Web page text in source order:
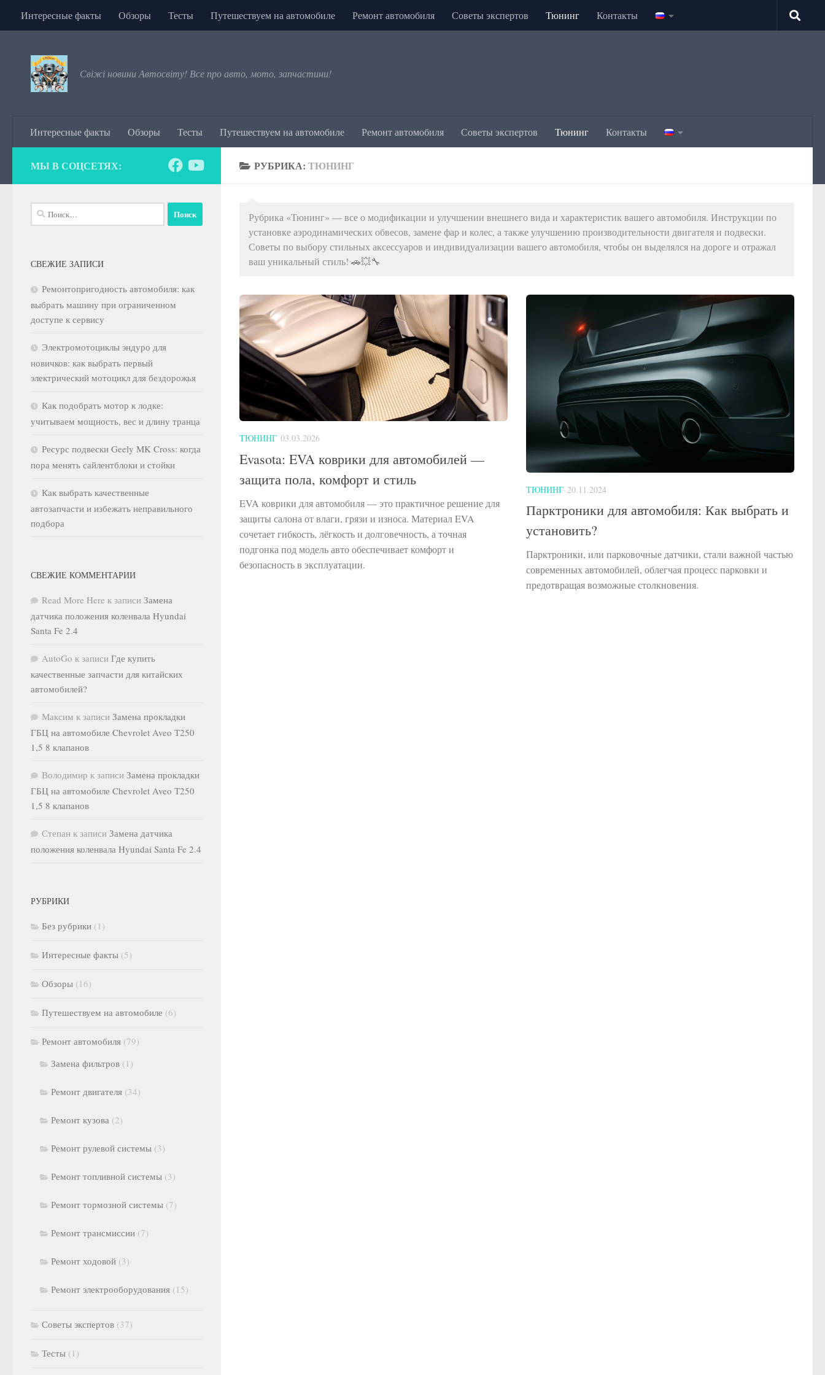
Перейти к содержимому
Интересные факты Обзоры Тесты Путешествуем на автомобиле Ремонт автомобиля Советы экспертов Тюнинг Контакты
Свіжі новини Автосвіту! Все про авто, мото, запчастини!
Интересные факты Обзоры Тесты Путешествуем на автомобиле Ремонт автомобиля Советы экспертов Тюнинг Контакты
РУБРИКА: ТЮНИНГ
Рубрика «Тюнинг» — все о модификации и улучшении внешнего вида и характеристик вашего автомобиля. Инструкции по
установке аэродинамических обвесов, замене фар и колес, а также улучшению производительности двигателя и подвески.
Советы по выбору стильных аксессуаров и индивидуализации вашего автомобиля, чтобы он выделялся на дороге и отражал
ваш уникальный стиль! 🚗💥🔧
ТЮНИНГ 03.03.2026
Evasota: EVA коврики для автомобилей —
защита пола, комфорт и стиль
EVA коврики для автомобиля — это практичное решение для
защиты салона от влаги, грязи и износа. Материал EVA
сочетает гибкость, лёгкость и долговечность, а точная
подгонка под модель авто обеспечивает комфорт и
безопасность в эксплуатации.
ТЮНИНГ 20.11.2024
Парктроники для автомобиля: Как выбрать и
установить?
Парктроники, или парковочные датчики, стали важной частью
современных автомобилей, облегчая процесс парковки и
предотвращая возможные столкновения.
МЫ В СОЦСЕТЯХ:
Найти:
СВЕЖИЕ ЗАПИСИ
Ремонтопригодность автомобиля: как
выбрать машину при ограниченном
доступе к сервису
Электромотоциклы эндуро для
новичков: как выбрать первый
электрический мотоцикл для бездорожья
Как подобрать мотор к лодке:
учитываем мощность, вес и длину транца
Ресурс подвески Geely MK Cross: когда
пора менять сайлентблоки и стойки
Как выбрать качественные
автозапчасти и избежать неправильного
подбора
СВЕЖИЕ КОММЕНТАРИИ
Read More Here к записи Замена
датчика положения коленвала Hyundai
Santa Fe 2.4
AutoGo к записи Где купить
качественные запчасти для китайских
автомобилей?
Максим к записи Замена прокладки
ГБЦ на автомобиле Chevrolet Aveo Т250
1,5 8 клапанов
Володимир к записи Замена прокладки
ГБЦ на автомобиле Chevrolet Aveo Т250
1,5 8 клапанов
Степан к записи Замена датчика
положения коленвала Hyundai Santa Fe 2.4
РУБРИКИ
Без рубрики (1)
Интересные факты (5)
Обзоры (16)
Путешествуем на автомобиле (6)
Ремонт автомобиля (79)
Замена фильтров (1)
Ремонт двигателя (34)
Ремонт кузова (2)
Ремонт рулевой системы (3)
Ремонт топливной системы (3)
Ремонт тормозной системы (7)
Ремонт трансмиссии (7)
Ремонт ходовой (3)
Ремонт электрооборудования (15)
Советы экспертов (37)
Тесты (1)